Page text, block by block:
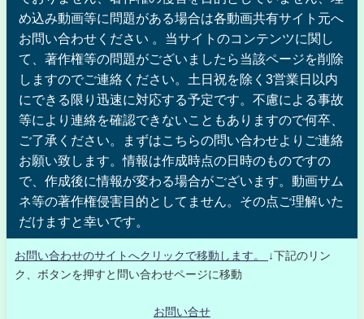
め込み動画等に問題がある場合は各動画共有サイト元へ
お問い合わせください 。当サイトのコンテンツに関し
て、著作権等の問題がございましたら当該ページを削除
しますのでご連絡ください。土日祝を除く3営業日以内
にできる限り迅速に対応する予定です。不慮による事故
等により連絡を確認できないこともありますので何卒、
ご了承ください。まずはこちらの問い合わせよりご連絡
お願い致します。情報は作成時点の日時のものですの
で、作成後に情報が変わる場合がございます。動画サム
ネ等の著作権侵害目的としてません。その点ご理解いた
だけますと幸いです。
お問い合わせのサイトへクリックで移動します。
↓下記のリン
ク、ボタンを押すと問い合わせページに移動
お問い合せ